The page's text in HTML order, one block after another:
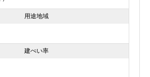
用途地域
建ぺい率